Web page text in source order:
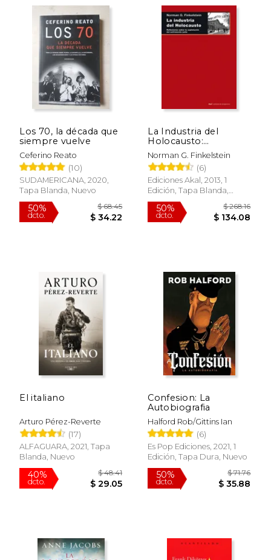
50%
dcto. $ 44.13
40%
dcto. $
50% $ 60.47 40%
Los 70, la década que
siempre vuelve
Ceferino Reato
(10)
SUDAMERICANA, 2020,
Tapa Blanda, Nuevo
La Industria del
Holocausto:
Reflexiones Sobre la
Explotación del
Sufrimiento Judío
Norman G. Finkelstein
(6)
Ediciones Akal, 2013, 1
Edición, Tapa Blanda,
Usado
El italiano
Arturo Pérez-Reverte
(17)
ALFAGUARA, 2021, Tapa
Blanda, Nuevo
Confesion: La
Autobiografia
Halford Rob/Gittins Ian
(6)
Es Pop Ediciones, 2021, 1
Edición, Tapa Dura, Nuevo